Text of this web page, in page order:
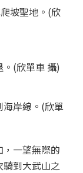
坡聖地。(欣
(欣單車 攝)
岸線。(欣單
一望無際的
騎到大武山之